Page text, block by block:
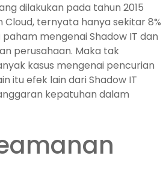
dilakukan pada tahun 2015
Cloud, ternyata hanya sekitar 8%
mengenai Shadow IT dan
perusahaan. Maka tak
kasus mengenai pencurian
itu efek lain dari Shadow IT
kepatuhan dalam